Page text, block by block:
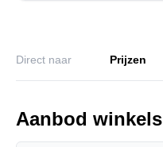
Direct naar Prijzen
Aanbod winkels